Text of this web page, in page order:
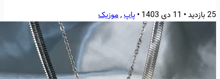
25 بازدید • 11 دی 1403 •پاپ,موزیک